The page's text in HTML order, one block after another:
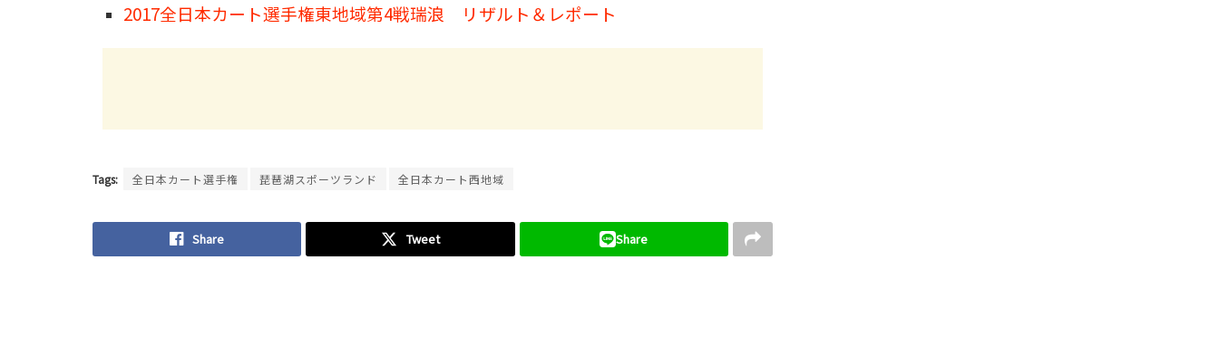
2017全日本カート選手権東地域第4戦瑞浪 リザルト＆レポート
Tags: 全日本カート選手権 琵琶湖スポーツランド 全日本カート西地域
Share Tweet Share